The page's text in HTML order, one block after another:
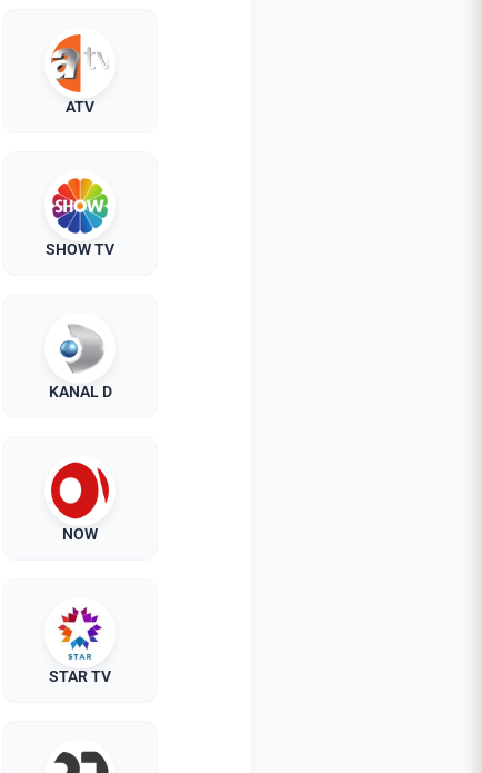
ATV
SHOW TV
KANAL D
NOW
STAR TV